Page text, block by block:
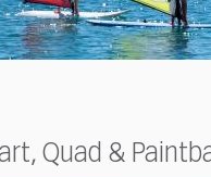
Quad &